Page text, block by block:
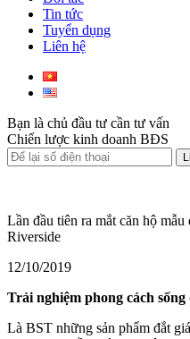
Tin tức
Tuyển dụng
Liên hệ
Bạn là chủ đầu tư cần tư vấn
Chiến lược kinh doanh BĐS
Lần đầu tiên ra mắt căn hộ
Riverside
12/10/2019
Trải nghiệm phong cách
Là BST những sản phẩm đắt